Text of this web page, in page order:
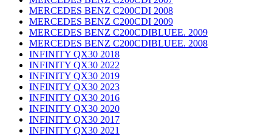
MERCEDES BENZ C200CDI 2008
MERCEDES BENZ C200CDI 2009
MERCEDES BENZ C200CDIBLUEE. 2009
MERCEDES BENZ C200CDIBLUEE. 2008
INFINITY QX30 2018
INFINITY QX30 2022
INFINITY QX30 2019
INFINITY QX30 2023
INFINITY QX30 2016
INFINITY QX30 2020
INFINITY QX30 2017
INFINITY QX30 2021